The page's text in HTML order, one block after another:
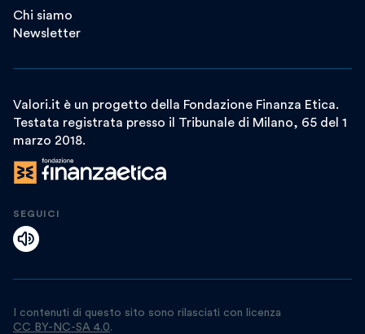
Chi siamo
Newsletter
Valori.it è un progetto della Fondazione Finanza Etica.
Testata registrata presso il Tribunale di Milano, 65 del 1
marzo 2018.
SEGUICI
I contenuti di questo sito sono rilasciati con licenza
CC BY-NC-SA 4.0.